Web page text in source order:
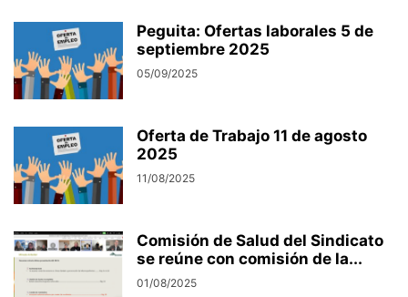
Peguita: Ofertas laborales 5 de
septiembre 2025
05/09/2025
Oferta de Trabajo 11 de agosto
2025
11/08/2025
Comisión de Salud del Sindicato
se reúne con comisión de la...
01/08/2025